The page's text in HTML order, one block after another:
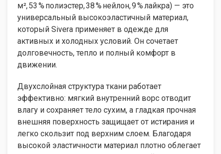
м², 53 % полиэстер, 38 % нейлон, 9 % лайкра) — это
универсальный высокоэластичный материал,
который Sivera применяет в одежде для
активных и холодных условий. Он сочетает
долговечность, тепло и полный комфорт в
движении.
Двухслойная структура ткани работает
эффективно: мягкий внутренний ворс отводит
влагу и сохраняет тело сухим, а гладкая прочная
внешняя поверхность защищает от истирания и
легко скользит под верхним слоем. Благодаря
высокой эластичности материал плотно облегает